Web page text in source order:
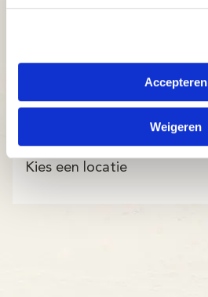
Accepteren
Weigeren
Kies een locatie